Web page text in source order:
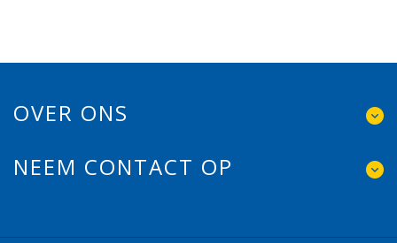
OVER ONS
NEEM CONTACT OP